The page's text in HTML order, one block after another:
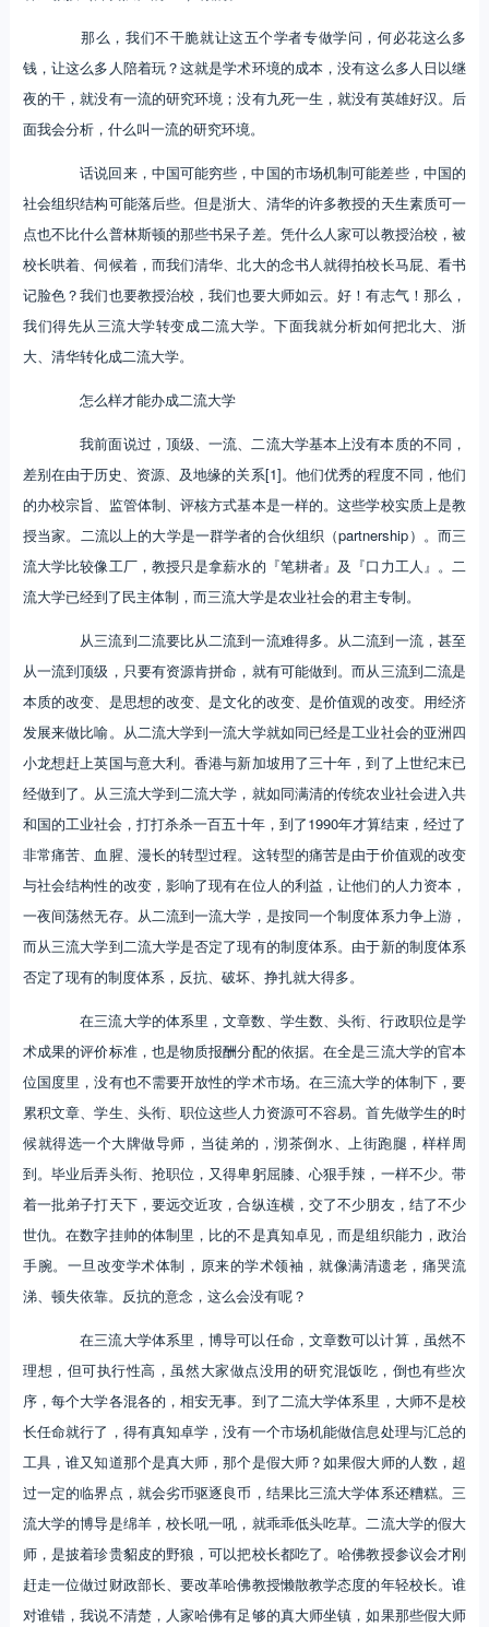
那么，我们不干脆就让这五个学者专做学问，何必花这么多
钱，让这么多人陪着玩？这就是学术环境的成本，没有这么多人日以继
夜的干，就没有一流的研究环境；没有九死一生，就没有英雄好汉。后
面我会分析，什么叫一流的研究环境。
话说回来，中国可能穷些，中国的市场机制可能差些，中国的
社会组织结构可能落后些。但是浙大、清华的许多教授的天生素质可一
点也不比什么普林斯顿的那些书呆子差。凭什么人家可以教授治校，被
校长哄着、伺候着，而我们清华、北大的念书人就得拍校长马屁、看书
记脸色？我们也要教授治校，我们也要大师如云。好！有志气！那么，
我们得先从三流大学转变成二流大学。下面我就分析如何把北大、浙
大、清华转化成二流大学。
怎么样才能办成二流大学
我前面说过，顶级、一流、二流大学基本上没有本质的不同，
差别在由于历史、资源、及地缘的关系[1]。他们优秀的程度不同，他们
的办校宗旨、监管体制、评核方式基本是一样的。这些学校实质上是教
授当家。二流以上的大学是一群学者的合伙组织（partnership）。而三
流大学比较像工厂，教授只是拿薪水的『笔耕者』及『口力工人』。二
流大学已经到了民主体制，而三流大学是农业社会的君主专制。
从三流到二流要比从二流到一流难得多。从二流到一流，甚至
从一流到顶级，只要有资源肯拼命，就有可能做到。而从三流到二流是
本质的改变、是思想的改变、是文化的改变、是价值观的改变。用经济
发展来做比喻。从二流大学到一流大学就如同已经是工业社会的亚洲四
小龙想赶上英国与意大利。香港与新加坡用了三十年，到了上世纪末已
经做到了。从三流大学到二流大学，就如同满清的传统农业社会进入共
和国的工业社会，打打杀杀一百五十年，到了1990年才算结束，经过了
非常痛苦、血腥、漫长的转型过程。这转型的痛苦是由于价值观的改变
与社会结构性的改变，影响了现有在位人的利益，让他们的人力资本，
一夜间荡然无存。从二流到一流大学，是按同一个制度体系力争上游，
而从三流大学到二流大学是否定了现有的制度体系。由于新的制度体系
否定了现有的制度体系，反抗、破坏、挣扎就大得多。
在三流大学的体系里，文章数、学生数、头衔、行政职位是学
术成果的评价标准，也是物质报酬分配的依据。在全是三流大学的官本
位国度里，没有也不需要开放性的学术市场。在三流大学的体制下，要
累积文章、学生、头衔、职位这些人力资源可不容易。首先做学生的时
候就得选一个大牌做导师，当徒弟的，沏茶倒水、上街跑腿，样样周
到。毕业后弄头衔、抢职位，又得卑躬屈膝、心狠手辣，一样不少。带
着一批弟子打天下，要远交近攻，合纵连横，交了不少朋友，结了不少
世仇。在数字挂帅的体制里，比的不是真知卓见，而是组织能力，政治
手腕。一旦改变学术体制，原来的学术领袖，就像满清遗老，痛哭流
涕、顿失依靠。反抗的意念，这么会没有呢？
在三流大学体系里，博导可以任命，文章数可以计算，虽然不
理想，但可执行性高，虽然大家做点没用的研究混饭吃，倒也有些次
序，每个大学各混各的，相安无事。到了二流大学体系里，大师不是校
长任命就行了，得有真知卓学，没有一个市场机能做信息处理与汇总的
工具，谁又知道那个是真大师，那个是假大师？如果假大师的人数，超
过一定的临界点，就会劣币驱逐良币，结果比三流大学体系还糟糕。三
流大学的博导是绵羊，校长吼一吼，就乖乖低头吃草。二流大学的假大
师，是披着珍贵貂皮的野狼，可以把校长都吃了。哈佛教授参议会才刚
赶走一位做过财政部长、要改革哈佛教授懒散教学态度的年轻校长。谁
对谁错，我说不清楚，人家哈佛有足够的真大师坐镇，如果那些假大师